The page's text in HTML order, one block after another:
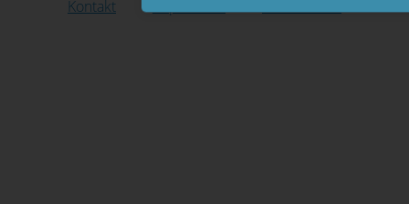
Kontakt